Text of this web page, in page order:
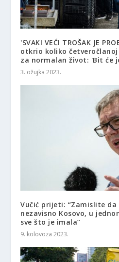
'SVAKI VEĆI TROŠAK JE
otkrio koliko
za normalan život: 'Bit će
3. ožujka 2023.
Vučić prijeti: “Zamislite
nezavisno Kosovo, u
sve što je imala”
9. kolovoza 2023.